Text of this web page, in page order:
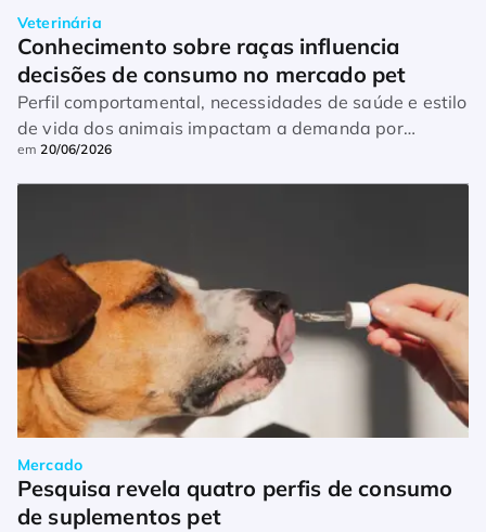
Veterinária
Conhecimento sobre raças influencia
decisões de consumo no mercado pet
Perfil comportamental, necessidades de saúde e estilo
de vida dos animais impactam a demanda por
produtos e serviços especializados
em20/06/2026
Mercado
Pesquisa revela quatro perfis de consumo
de suplementos pet